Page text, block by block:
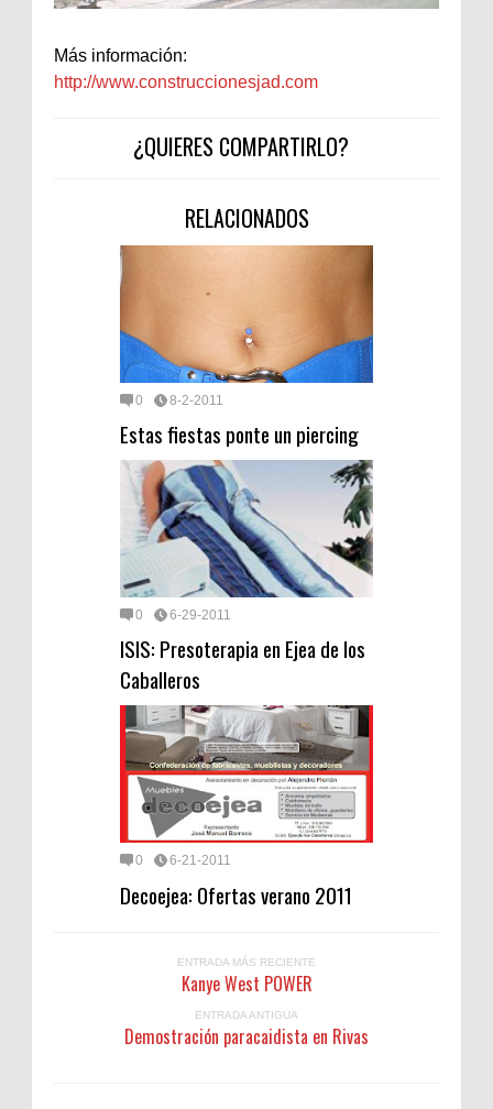
Más información:
http://www.construccionesjad.com
¿QUIERES COMPARTIRLO?
RELACIONADOS
0 8-2-2011
Estas fiestas ponte un piercing
0 6-29-2011
ISIS: Presoterapia en Ejea de los
Caballeros
0 6-21-2011
Decoejea: Ofertas verano 2011
ENTRADA MÁS RECIENTE
Kanye West POWER
ENTRADA ANTIGUA
Demostración paracaidista en Rivas